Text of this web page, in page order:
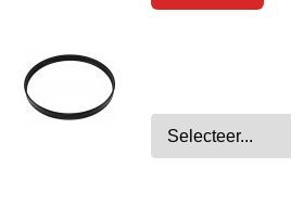
Drum toebehoren